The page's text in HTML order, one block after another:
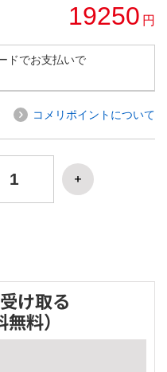
19250 円
ドでお支払いで
コメリポイントについて
け取る
無料）